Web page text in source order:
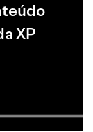
XP